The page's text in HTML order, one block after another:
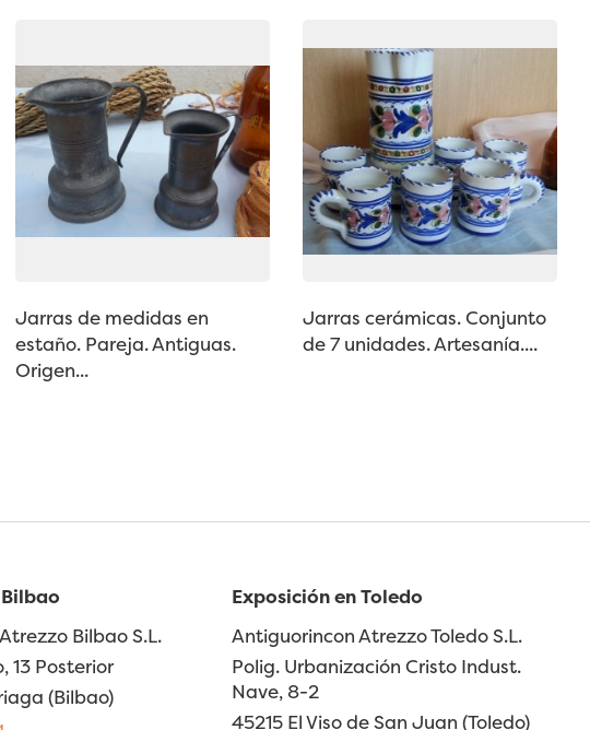
Jarras de medidas en
estaño. Pareja. Antiguas.
Origen...
Jarras cerámicas. Conjunto
de 7 unidades. Artesanía....
Bilbao S.L.
13 Posterior
(Bilbao)
Exposición en Toledo
Antiguorincon Atrezzo Toledo S.L.
Polig. Urbanización Cristo Indust.
Nave, 8-2
45215 El Viso de San Juan (Toledo)